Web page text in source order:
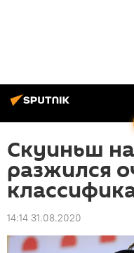
Скуиньш
разжился
14:14 31.08.2020